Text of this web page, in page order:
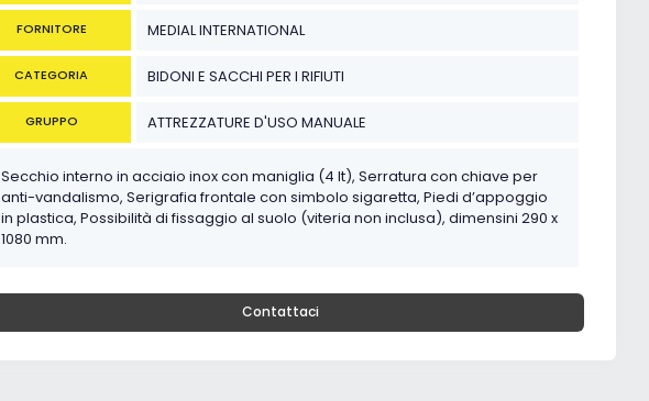
FORNITORE MEDIAL INTERNATIONAL
CATEGORIA BIDONI E SACCHI PER I RIFIUTI
GRUPPO ATTREZZATURE D'USO MANUALE
Secchio interno in acciaio inox con maniglia (4 lt), Serratura con chiave per
anti-vandalismo, Serigrafia frontale con simbolo sigaretta, Piedi d’appoggio
in plastica, Possibilità di fissaggio al suolo (viteria non inclusa), dimensini 290 x
1080 mm.
Contattaci